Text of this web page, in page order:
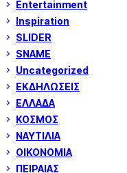
Entertainment
Inspiration
SLIDER
SNAME
Uncategorized
ΕΚΔΗΛΩΣΕΙΣ
ΕΛΛΑΔΑ
ΚΟΣΜΟΣ
ΝΑΥΤΙΛΙΑ
ΟΙΚΟΝΟΜΙΑ
ΠΕΙΡΑΙΑΣ